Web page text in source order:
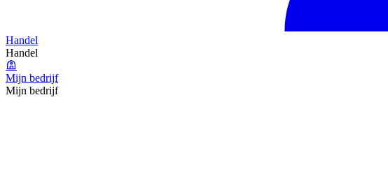
Handel
Handel
Mijn bedrijf
Mijn bedrijf